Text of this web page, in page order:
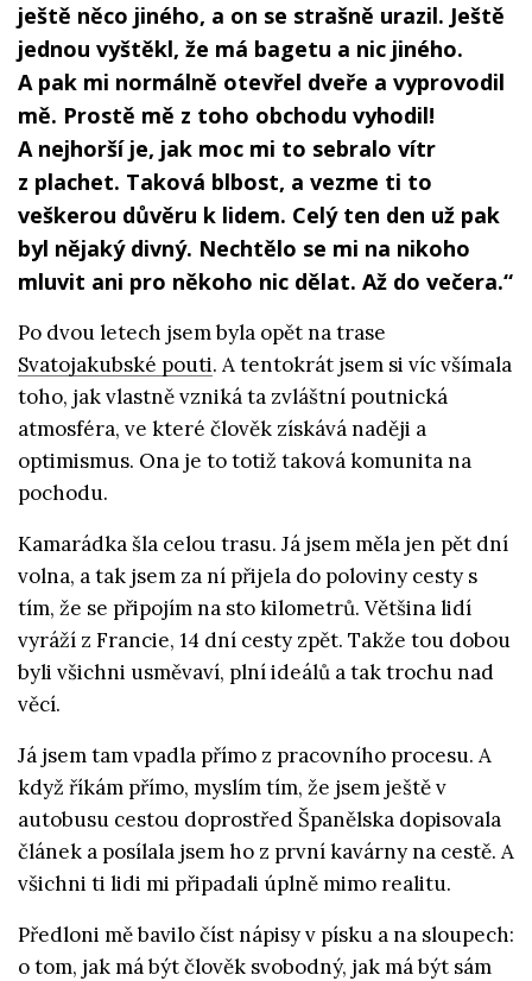
ještě něco jiného, a on se strašně urazil. Ještě
jednou vyštěkl, že má bagetu a nic jiného.
A pak mi normálně otevřel dveře a vyprovodil
mě. Prostě mě z toho obchodu vyhodil!
A nejhorší je, jak moc mi to sebralo vítr
z plachet. Taková blbost, a vezme ti to
veškerou důvěru k lidem. Celý ten den už pak
byl nějaký divný. Nechtělo se mi na nikoho
mluvit ani pro někoho nic dělat. Až do večera.“
Po dvou letech jsem byla opět na trase
Svatojakubské pouti. A tentokrát jsem si víc všímala
toho, jak vlastně vzniká ta zvláštní poutnická
atmosféra, ve které člověk získává naději a
optimismus. Ona je to totiž taková komunita na
pochodu.
Kamarádka šla celou trasu. Já jsem měla jen pět dní
volna, a tak jsem za ní přijela do poloviny cesty s
tím, že se připojím na sto kilometrů. Většina lidí
vyráží z Francie, 14 dní cesty zpět. Takže tou dobou
byli všichni usměvaví, plní ideálů a tak trochu nad
věcí.
Já jsem tam vpadla přímo z pracovního procesu. A
když říkám přímo, myslím tím, že jsem ještě v
autobusu cestou doprostřed Španělska dopisovala
článek a posílala jsem ho z první kavárny na cestě. A
všichni ti lidi mi připadali úplně mimo realitu.
Předloni mě bavilo číst nápisy v písku a na sloupech:
o tom, jak má být člověk svobodný, jak má být sám